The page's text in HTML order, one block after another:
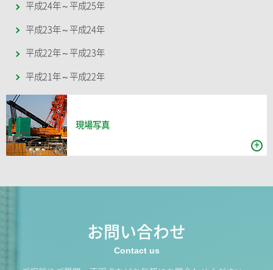
平成24年～平成25年
平成23年～平成24年
平成22年～平成23年
平成21年～平成22年
現場写真
お問い合わせ